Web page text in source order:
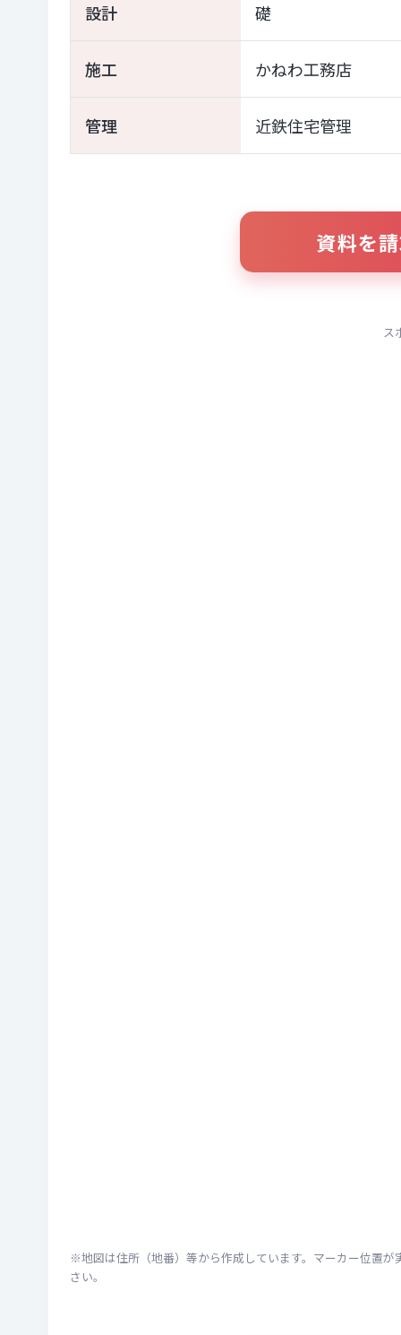
設計 礎
施工 かねわ工務店
管理 近鉄住宅管理
資料を
ス
※地図は住所（地番）等から作成しています。マーカー位置
さい。